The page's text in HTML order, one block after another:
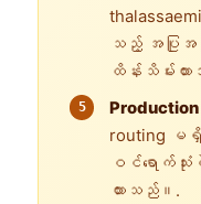
သည့် အပြု
ထိန်းသိမ်းထ
routing မ
ဝင်ရောက်
ထားသည်။.